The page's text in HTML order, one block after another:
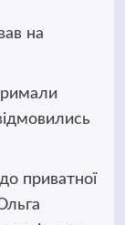
на
приватної